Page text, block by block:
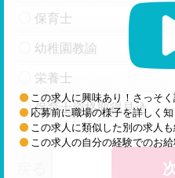
この求人に興味あり！さっそ
応募前に職場の様子を詳しく
この求人に類似した別の求人
この求人の自分の経験でのお
保育士
幼稚園教諭
栄養士
保育士資格取得見込